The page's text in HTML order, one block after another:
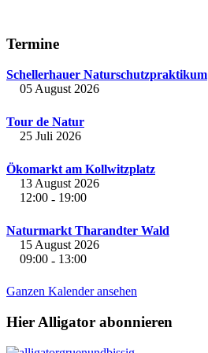
Termine
Schellerhauer Naturschutzpraktikum
05 August 2026
Tour de Natur
25 Juli 2026
Ökomarkt am Kollwitzplatz
13 August 2026
12:00 - 19:00
Naturmarkt Tharandter Wald
15 August 2026
09:00 - 13:00
Ganzen Kalender ansehen
Hier Alligator abonnieren